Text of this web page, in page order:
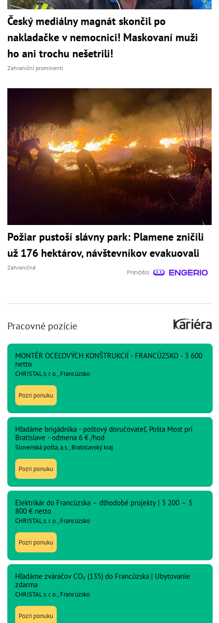
Český mediálny magnát skončil po
nakladačke v nemocnici! Maskovaní muži
ho ani trochu nešetrili!
Zahraniční prominenti
Požiar pustoší slávny park: Plamene zničili
už 176 hektárov, návštevníkov evakuovali
Zahraničné
Pracovné pozície
MONTÉR OCEĽOVÝCH KONŠTRUKCIÍ - FRANCÚZSKO - 3 600
netto
CHRISTAL s. r. o., Francúzsko
Pozri ponuku
Hľadáme brigádnika - poštový doručovateľ, Pošta Most pri
Bratislave - odmena 6 € /hod
Slovenská pošta, a.s., Bratislavský kraj
Pozri ponuku
Elektrikár do Francúzska – dlhodobé projekty | 3 200 – 3
800 € netto
CHRISTAL s. r. o., Francúzsko
Pozri ponuku
Hľadáme zváračov CO₂ (135) do Francúzska | Ubytovanie
zdarma
CHRISTAL s. r. o., Francúzsko
Pozri ponuku